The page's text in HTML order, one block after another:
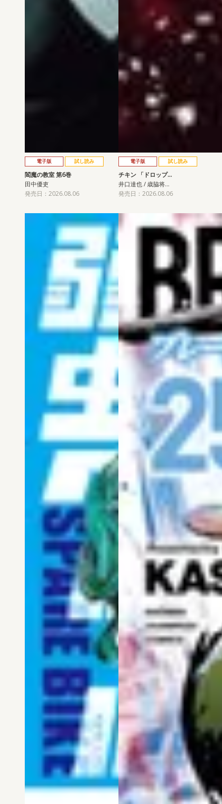
電子版 試し読み
閻魔の教室 第6巻
田中優吏
発売日：2026.08.06
電子版 試し読み
チキン 「ドロップ…
井口達也 / 歳脇将…
発売日：2026.08.06